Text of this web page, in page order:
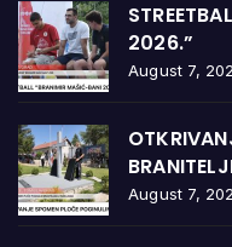
2026.”
August 7,
August 7,